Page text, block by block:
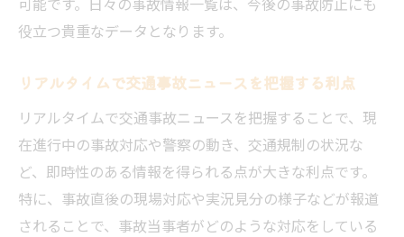
役立つ貴重なデータとなります。
リアルタイムで交通事故ニュースを把握する利点
リアルタイムで交通事故ニュースを把握することで、現
在進行中の事故対応や警察の動き、交通規制の状況な
ど、即時性のある情報を得られる点が大きな利点です。
特に、事故直後の現場対応や実況見分の様子などが報道
されることで、事故当事者がどのような対応をしている